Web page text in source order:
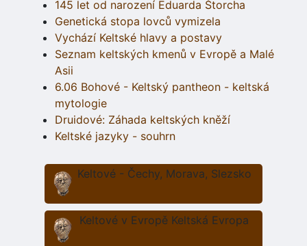
145 let od narození Eduarda Štorcha
Genetická stopa lovců vymizela
Vychází Keltské hlavy a postavy
Seznam keltských kmenů v Evropě a Malé
Asii
6.06 Bohové - Keltský pantheon - keltská
mytologie
Druidové: Záhada keltských kněží
Keltské jazyky - souhrn
Keltové - Čechy, Morava, Slezsko
Keltové v Evropě Keltská Evropa